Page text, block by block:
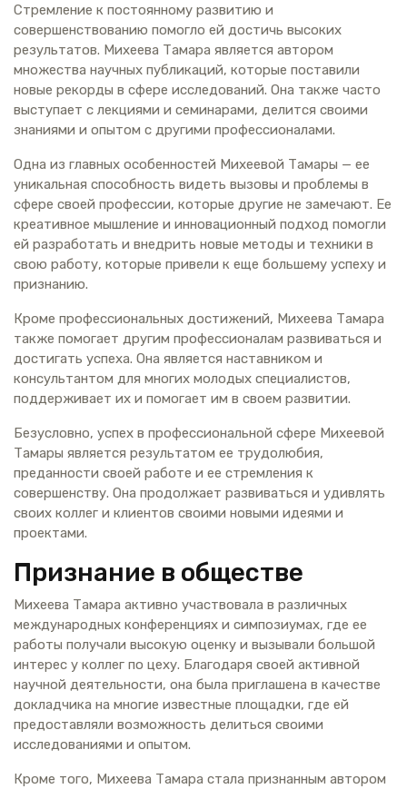
Стремление к постоянному развитию и
совершенствованию помогло ей достичь высоких
результатов. Михеева Тамара является автором
множества научных публикаций, которые поставили
новые рекорды в сфере исследований. Она также часто
выступает с лекциями и семинарами, делится своими
знаниями и опытом с другими профессионалами.
Одна из главных особенностей Михеевой Тамары — ее
уникальная способность видеть вызовы и проблемы в
сфере своей профессии, которые другие не замечают. Ее
креативное мышление и инновационный подход помогли
ей разработать и внедрить новые методы и техники в
свою работу, которые привели к еще большему успеху и
признанию.
Кроме профессиональных достижений, Михеева Тамара
также помогает другим профессионалам развиваться и
достигать успеха. Она является наставником и
консультантом для многих молодых специалистов,
поддерживает их и помогает им в своем развитии.
Безусловно, успех в профессиональной сфере Михеевой
Тамары является результатом ее трудолюбия,
преданности своей работе и ее стремления к
совершенству. Она продолжает развиваться и удивлять
своих коллег и клиентов своими новыми идеями и
проектами.
Признание в обществе
Михеева Тамара активно участвовала в различных
международных конференциях и симпозиумах, где ее
работы получали высокую оценку и вызывали большой
интерес у коллег по цеху. Благодаря своей активной
научной деятельности, она была приглашена в качестве
докладчика на многие известные площадки, где ей
предоставляли возможность делиться своими
исследованиями и опытом.
Кроме того, Михеева Тамара стала признанным автором